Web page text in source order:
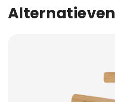
Alternatieven